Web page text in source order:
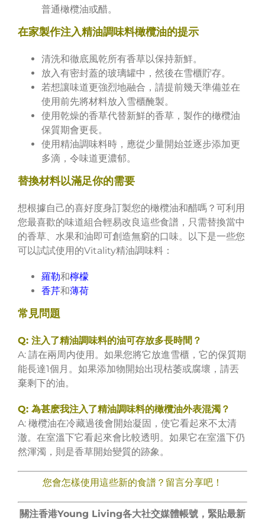
普通橄欖油或醋。
在家製作注入精油調味料橄欖油的提示
清洗和徹底風乾所有香草以保持新鮮。
放入有密封蓋的玻璃罐中，然後在雪櫃貯存。
若想讓味道更強烈地融合，請提前幾天準備並在
使用前先將材料放入雪櫃醃製。
使用乾燥的香草代替新鮮的香草，製作的橄欖油
保質期會更長。
使用精油調味料時，應從少量開始並逐步添加更
多滴，令味道更濃郁。
替換材料以滿足你的需要
想根據自己的喜好度身訂製您的橄欖油和醋嗎？可利用
您最喜歡的味道組合輕易改良這些食譜，只需替換當中
的香草、水果和油即可創造無窮的口味。以下是一些您
可以試試使用的Vitality精油調味料：
羅勒和檸檬
香芹和薄荷
常見問題
Q: 注入了精油調味料的油可存放多長時間？
A: 請在兩周内使用。如果您將它放進雪櫃，它的保質期
能長達1個月。如果添加物開始出現枯萎或腐壞，請丟
棄剩下的油。
Q: 為甚麽我注入了精油調味料的橄欖油外表混濁？
A: 橄欖油在冷藏過後會開始凝固，使它看起來不太清
澈。在室溫下它看起來會比較透明。如果它在室溫下仍
然渾濁，則是香草開始變質的跡象。
您會怎樣使用這些新的食譜？留言分享吧！
關注香港Young Living各大社交媒體帳號，緊貼最新